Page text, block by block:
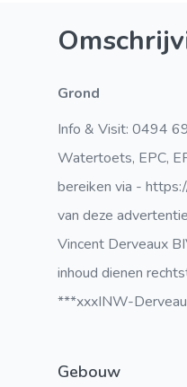
grond
Info & Visit: 0494
Watertoets, EPC,
bereiken via -
van deze
Vincent Derveaux
inhoud dienen
***xxxINW-
Gebouw